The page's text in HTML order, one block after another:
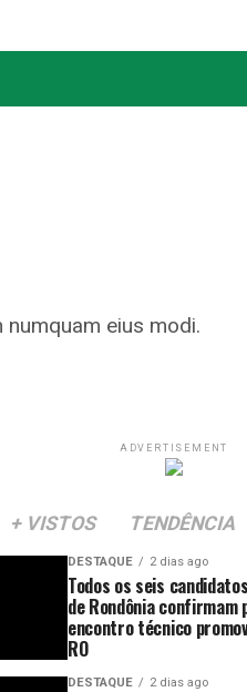
eius modi.
ADVERTISEMENT
+ VISTOS TENDÊNCIA
DESTAQUE 2 dias ago
Todos os seis
de Rondônia confirmam
encontro técnico
RO
DESTAQUE 2 dias ago